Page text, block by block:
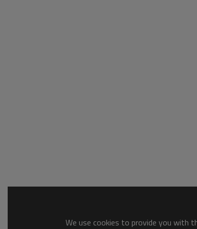
We use cookies to provide you with